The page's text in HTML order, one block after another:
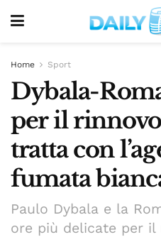
Home Sport
Dybala-
per il
tratta con
fumata
Paulo Dybala e la
ore più delicate per